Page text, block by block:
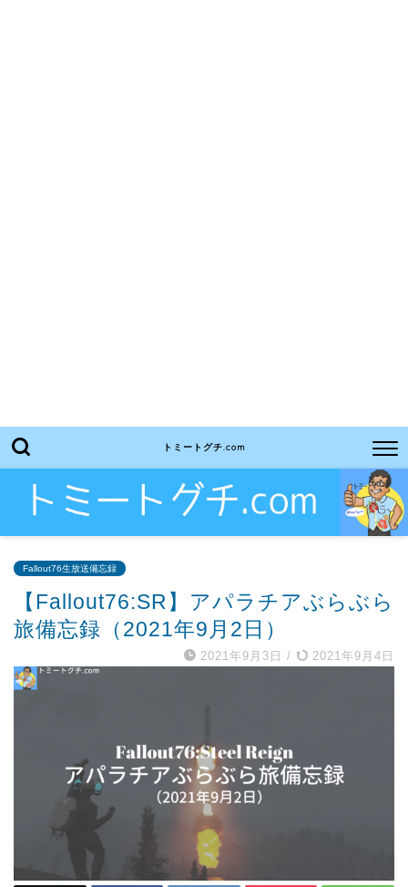
トミートグチ.com
Fallout76生放送備忘録
【Fallout76:SR】アパラチアぶらぶら
旅備忘録（2021年9月2日）
2021年9月3日 / 2021年9月4日